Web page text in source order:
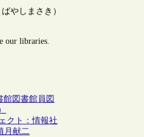
やしまさき）
our libraries.
館図書館員 図
クト：情報社
月献二